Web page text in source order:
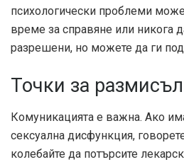
психологически проблеми
време за справяне или никога
разрешени, но можете да ги
Точки за размисъл
Комуникацията е важна. Ако
сексуална дисфункция,
колебайте да потърсите